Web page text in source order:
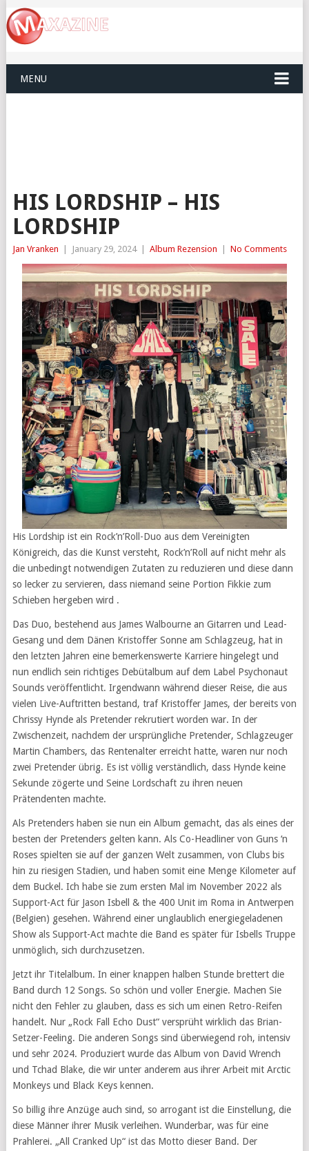
MENU
HIS LORDSHIP – HIS
LORDSHIP
Jan Vranken January 29, 2024 Album Rezension No Comments
His Lordship ist ein Rock’n’Roll-Duo aus dem Vereinigten
Königreich, das die Kunst versteht, Rock’n’Roll auf nicht mehr als
die unbedingt notwendigen Zutaten zu reduzieren und diese dann
so lecker zu servieren, dass niemand seine Portion Fikkie zum
Schieben hergeben wird .
Das Duo, bestehend aus James Walbourne an Gitarren und Lead-
Gesang und dem Dänen Kristoffer Sonne am Schlagzeug, hat in
den letzten Jahren eine bemerkenswerte Karriere hingelegt und
nun endlich sein richtiges Debütalbum auf dem Label Psychonaut
Sounds veröffentlicht. Irgendwann während dieser Reise, die aus
vielen Live-Auftritten bestand, traf Kristoffer James, der bereits von
Chrissy Hynde als Pretender rekrutiert worden war. In der
Zwischenzeit, nachdem der ursprüngliche Pretender, Schlagzeuger
Martin Chambers, das Rentenalter erreicht hatte, waren nur noch
zwei Pretender übrig. Es ist völlig verständlich, dass Hynde keine
Sekunde zögerte und Seine Lordschaft zu ihren neuen
Prätendenten machte.
Als Pretenders haben sie nun ein Album gemacht, das als eines der
besten der Pretenders gelten kann. Als Co-Headliner von Guns ‘n
Roses spielten sie auf der ganzen Welt zusammen, von Clubs bis
hin zu riesigen Stadien, und haben somit eine Menge Kilometer auf
dem Buckel. Ich habe sie zum ersten Mal im November 2022 als
Support-Act für Jason Isbell & the 400 Unit im Roma in Antwerpen
(Belgien) gesehen. Während einer unglaublich energiegeladenen
Show als Support-Act machte die Band es später für Isbells Truppe
unmöglich, sich durchzusetzen.
Jetzt ihr Titelalbum. In einer knappen halben Stunde brettert die
Band durch 12 Songs. So schön und voller Energie. Machen Sie
nicht den Fehler zu glauben, dass es sich um einen Retro-Reifen
handelt. Nur „Rock Fall Echo Dust“ versprüht wirklich das Brian-
Setzer-Feeling. Die anderen Songs sind überwiegend roh, intensiv
und sehr 2024. Produziert wurde das Album von David Wrench
und Tchad Blake, die wir unter anderem aus ihrer Arbeit mit Arctic
Monkeys und Black Keys kennen.
So billig ihre Anzüge auch sind, so arrogant ist die Einstellung, die
diese Männer ihrer Musik verleihen. Wunderbar, was für eine
Prahlerei. „All Cranked Up“ ist das Motto dieser Band. Der